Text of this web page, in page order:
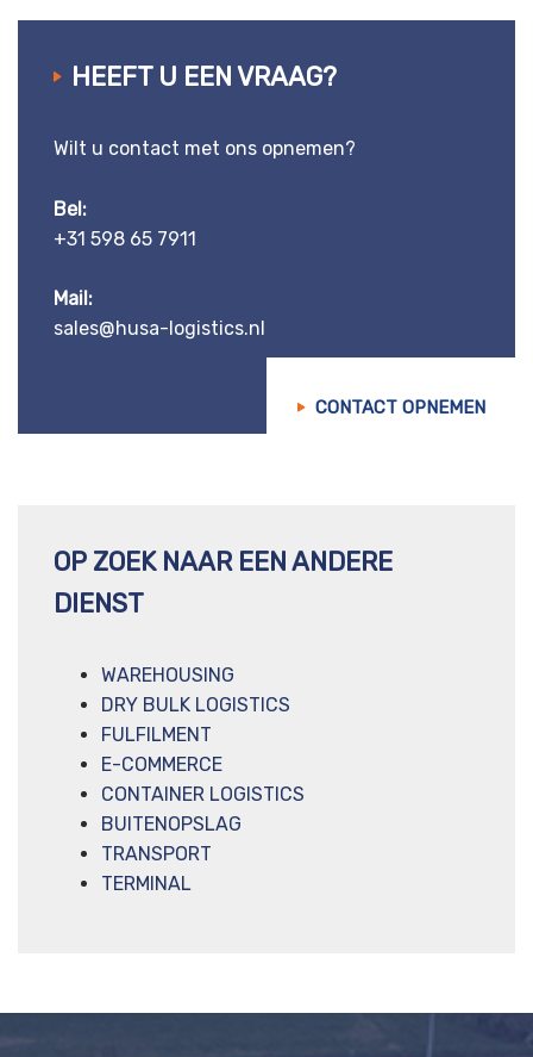
HEEFT U EEN VRAAG?
Wilt u contact met ons opnemen?
Bel:
+31 598 65 7911
Mail:
sales@husa-logistics.nl
CONTACT OPNEMEN
OP ZOEK NAAR EEN ANDERE
DIENST
WAREHOUSING
DRY BULK LOGISTICS
FULFILMENT
E-COMMERCE
CONTAINER LOGISTICS
BUITENOPSLAG
TRANSPORT
TERMINAL